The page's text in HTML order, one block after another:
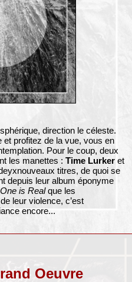
direction le céleste.
profitez de la vue, vous en
Pour le coup, deux
les manettes : Time Lurkeret
titres, de quoi se
depuis leur album éponyme
is Realque les
leur violence, c’est
encore...
Oeuvre